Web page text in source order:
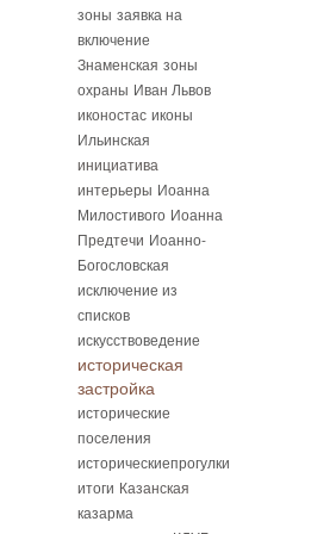
зоны заявка на
включение
Знаменская зоны
охраны Иван Львов
иконостас иконы
Ильинская
инициатива
интерьеры Иоанна
Милостивого Иоанна
Предтечи Иоанно-
Богословская
исключение из
списков
искусствоведение
историческая
застройка
исторические
поселения
историческиепрогулки
итоги Казанская
казарма